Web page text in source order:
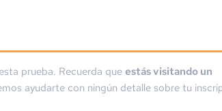
prueba. Recuerda que estás visitando un
ayudarte con ningún detalle sobre tu